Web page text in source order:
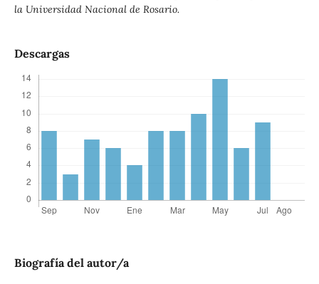
la Universidad Nacional de Rosario.
Descargas
Biografía del autor/a